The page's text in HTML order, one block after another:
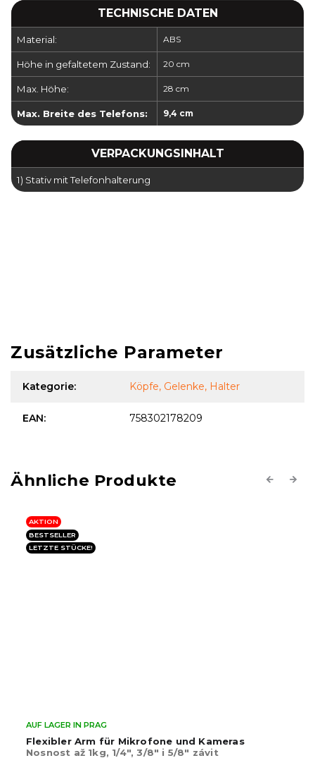
TECHNISCHE DATEN
Material: ABS
Höhe in gefaltetem Zustand: 20 cm
Max. Höhe: 28 cm
Max. Breite des Telefons: 9,4 cm
VERPACKUNGSINHALT
1) Stativ mit Telefonhalterung
Zusätzliche Parameter
Kategorie: Köpfe, Gelenke, Halter
EAN: 758302178209
Previous
AKTION
BESTSELLER
LETZTE STÜCKE!
Flexibler Arm für Mikrofone und Kameras
Nosnost až 1kg, 1/4", 3/8" i 5/8" závit
AUF LAGER IN PRAG
Next